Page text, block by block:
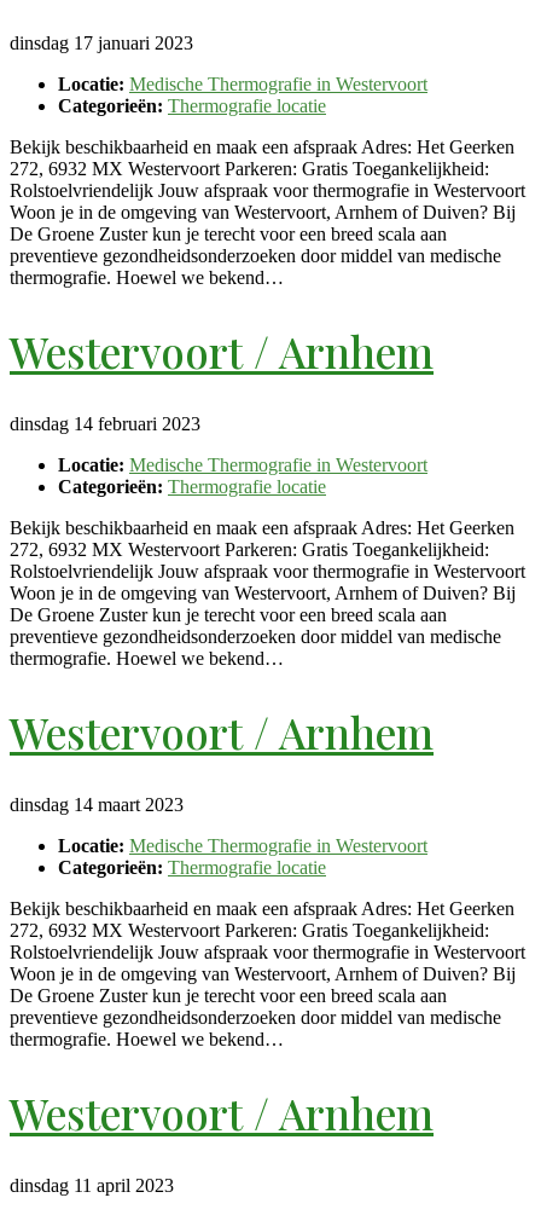
dinsdag 17 januari 2023
Locatie: Medische Thermografie in Westervoort
Categorieën: Thermografie locatie
Bekijk beschikbaarheid en maak een afspraak Adres: Het Geerken
272, 6932 MX Westervoort Parkeren: Gratis Toegankelijkheid:
Rolstoelvriendelijk Jouw afspraak voor thermografie in Westervoort
Woon je in de omgeving van Westervoort, Arnhem of Duiven? Bij
De Groene Zuster kun je terecht voor een breed scala aan
preventieve gezondheidsonderzoeken door middel van medische
thermografie. Hoewel we bekend…
Westervoort / Arnhem
dinsdag 14 februari 2023
Locatie: Medische Thermografie in Westervoort
Categorieën: Thermografie locatie
Bekijk beschikbaarheid en maak een afspraak Adres: Het Geerken
272, 6932 MX Westervoort Parkeren: Gratis Toegankelijkheid:
Rolstoelvriendelijk Jouw afspraak voor thermografie in Westervoort
Woon je in de omgeving van Westervoort, Arnhem of Duiven? Bij
De Groene Zuster kun je terecht voor een breed scala aan
preventieve gezondheidsonderzoeken door middel van medische
thermografie. Hoewel we bekend…
Westervoort / Arnhem
dinsdag 14 maart 2023
Locatie: Medische Thermografie in Westervoort
Categorieën: Thermografie locatie
Bekijk beschikbaarheid en maak een afspraak Adres: Het Geerken
272, 6932 MX Westervoort Parkeren: Gratis Toegankelijkheid:
Rolstoelvriendelijk Jouw afspraak voor thermografie in Westervoort
Woon je in de omgeving van Westervoort, Arnhem of Duiven? Bij
De Groene Zuster kun je terecht voor een breed scala aan
preventieve gezondheidsonderzoeken door middel van medische
thermografie. Hoewel we bekend…
Westervoort / Arnhem
dinsdag 11 april 2023